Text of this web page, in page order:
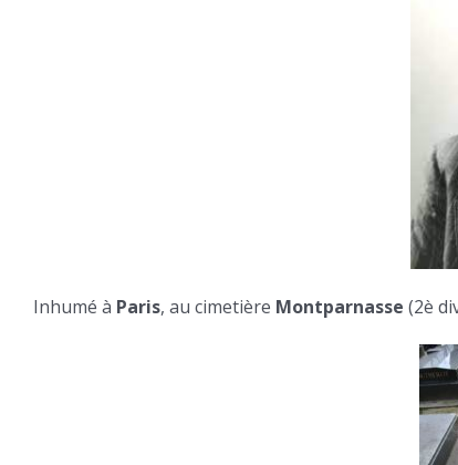
Inhumé à Paris, au cimetière Montparnasse (2è